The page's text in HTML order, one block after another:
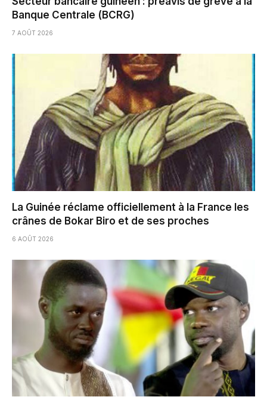
Banque Centrale (BCRG)
7 AOÛT 2026
La Guinée réclame officiellement à la France les
crânes de Bokar Biro et de ses proches
6 AOÛT 2026